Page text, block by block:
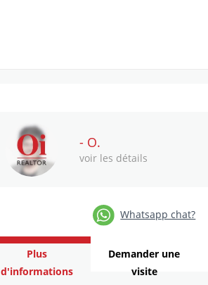
- O.
voir les détails
Whatsapp chat?
Plus
d'informations
Demander une
visite